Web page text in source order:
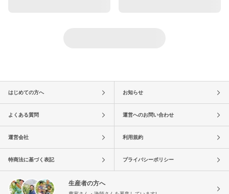
はじめての方へ お知らせ
よくある質問 運営へのお問い合わせ
運営会社 利用規約
特商法に基づく表記 プライバシーポリシー
生産者の方へ